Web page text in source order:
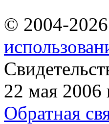
© 2004-
22 мая 2006
Обратная